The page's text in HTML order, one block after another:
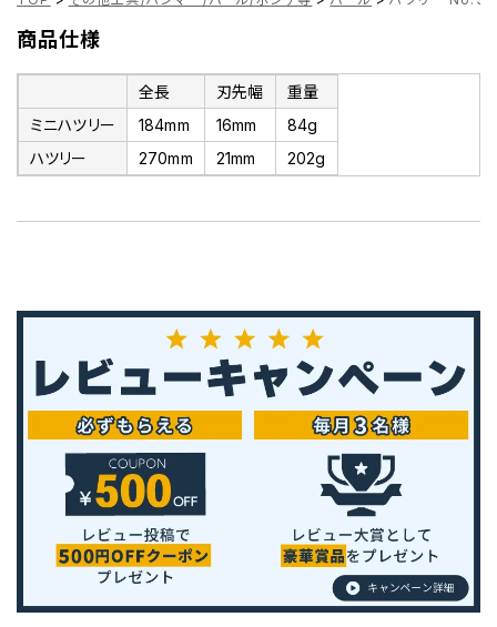
商品仕様
全長 刃先幅
重量
ミニハツリー
184mm 16mm
84g
ハツリー
270mm 21mm 202g